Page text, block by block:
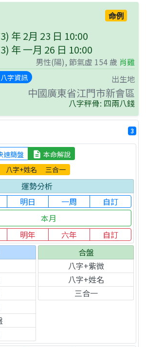
命例
年 2月 23 日 10:00
年 一月 26 日 10:00
男性(陽), 節氣虛 154 歲 肖雞
八字資訊 出生地
中國廣東省江門市新會區
八字秤骨: 四兩八錢
3
速簡盤 description 本命解說
八字+姓名 三合一
運勢分析
明日 一周
自訂
本月
明年 六年
自訂
合盤
八字+紫微
八字+姓名
三合一